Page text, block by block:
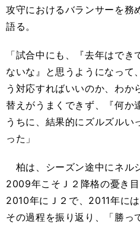
攻守におけるバランサーを務
語る。
「試合中にも、『去年はで
ないな』と思うようになって
う対応すればいいのか、わか
替えがうまくできず、『何か
うちに、結果的にズルズルい
った」
柏は、シーズン途中にネル
2009年こそＪ２降格の憂き
2010年にＪ２で、2011年に
その過程を振り返り、「勝っ